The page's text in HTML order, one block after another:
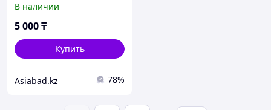
чистящая жидкость с
ароматом камелии
В наличии
5 000₸
Купить
Asiabad.kz 78%